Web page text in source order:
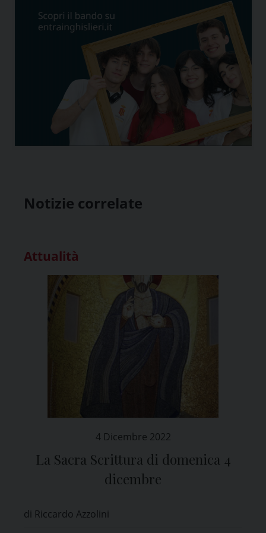
Notizie correlate
Attualità
4 Dicembre 2022
La Sacra Scrittura di domenica 4
dicembre
di Riccardo Azzolini